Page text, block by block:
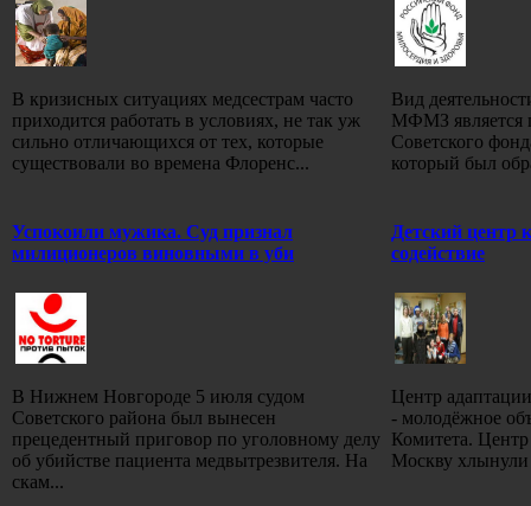
В кризисных ситуациях медсестрам часто
приходится работать в условиях, не так уж
сильно отличающихся от тех, которые
существовали во времена Флоренс...
Вид
МФМЗ является
Советского
который был
Успокоили мужика. Суд признал
милиционеров виновными в уби
В Нижнем Новгороде 5 июля судом
Советского района был вынесен
прецедентный приговор по уголовному делу
об убийстве пациента медвытрезвителя. На
скам...
Детский центр
содействие
Центр
- молодёжное
Комитета. Центр
Москву хлынули